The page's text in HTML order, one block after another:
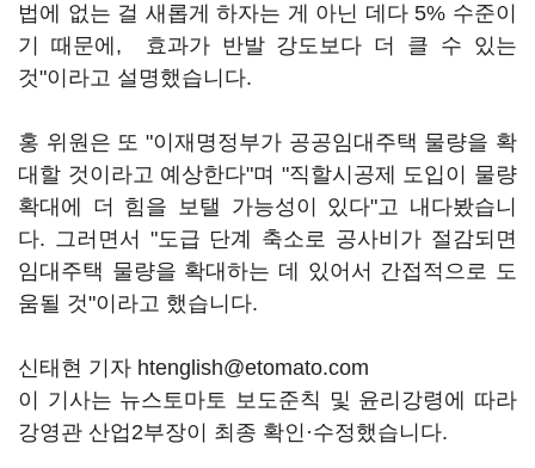
법에 없는 걸 새롭게 하자는 게 아닌 데다 5% 수준이
기 때문에, 효과가 반발 강도보다 더 클 수 있는
것"이라고 설명했습니다.
홍 위원은 또 "이재명정부가 공공임대주택 물량을 확
대할 것이라고 예상한다"며 "직할시공제 도입이 물량
확대에 더 힘을 보탤 가능성이 있다"고 내다봤습니
다. 그러면서 "도급 단계 축소로 공사비가 절감되면
임대주택 물량을 확대하는 데 있어서 간접적으로 도
움될 것"이라고 했습니다.
신태현 기자 htenglish@etomato.com
이 기사는 뉴스토마토 보도준칙 및 윤리강령에 따라
강영관 산업2부장이 최종 확인·수정했습니다.